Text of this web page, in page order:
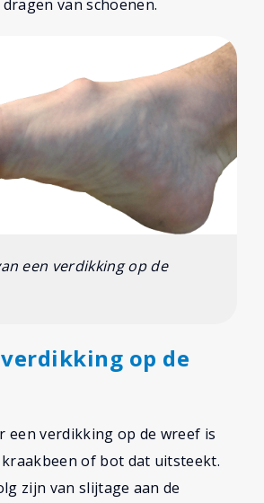
van schoenen.
een verdikking op de
op de
een verdikking op de wreef is
of bot dat uitsteekt.
zijn van slijtage aan de